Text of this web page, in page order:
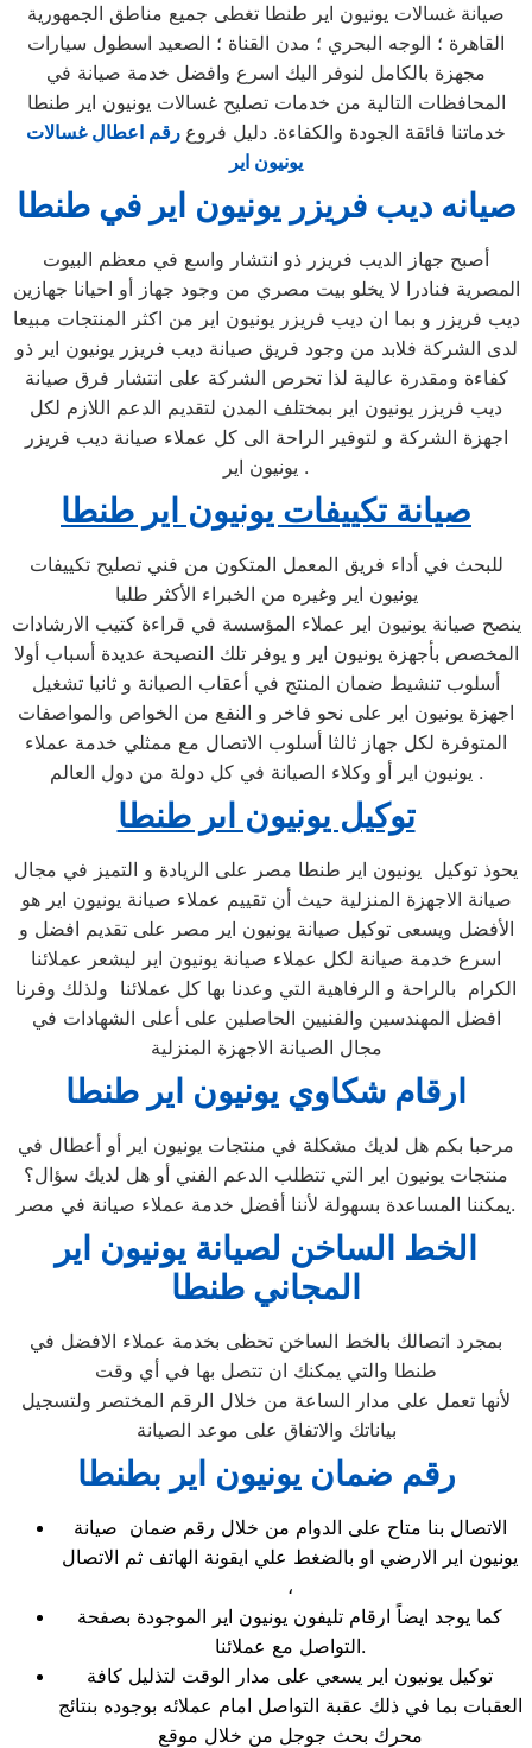
صيانة غسالات يونيون اير طنطا تغطى جميع مناطق الجمهورية
القاهرة ؛ الوجه البحري ؛ مدن القناة ؛ الصعيد اسطول سيارات
مجهزة بالكامل لنوفر اليك اسرع وافضل خدمة صيانة في
المحافظات التالية من خدمات تصليح غسالات يونيون اير طنطا
خدماتنا فائقة الجودة والكفاءة. دليل فروع رقم اعطال غسالات
يونيون اير
صيانه ديب فريزر يونيون اير في طنطا
أصبح جهاز الديب فريزر ذو انتشار واسع في معظم البيوت
المصرية فنادرا لا يخلو بيت مصري من وجود جهاز أو احيانا جهازين
ديب فريزر و بما ان ديب فريزر يونيون اير من اكثر المنتجات مبيعا
لدى الشركة فلابد من وجود فريق صيانة ديب فريزر يونيون اير ذو
كفاءة ومقدرة عالية لذا تحرص الشركة على انتشار فرق صيانة
ديب فريزر يونيون اير بمختلف المدن لتقديم الدعم اللازم لكل
اجهزة الشركة و لتوفير الراحة الى كل عملاء صيانة ديب فريزر
يونيون اير .
صيانة تكييفات يونيون اير طنطا
للبحث في أداء فريق المعمل المتكون من فني تصليح تكييفات
يونيون اير وغيره من الخبراء الأكثر طلبا
ينصح صيانة يونيون اير عملاء المؤسسة في قراءة كتيب الارشادات
المخصص بأجهزة يونيون اير و يوفر تلك النصيحة عديدة أسباب أولا
أسلوب تنشيط ضمان المنتج في أعقاب الصيانة و ثانيا تشغيل
اجهزة يونيون اير على نحو فاخر و النفع من الخواص والمواصفات
المتوفرة لكل جهاز ثالثا أسلوب الاتصال مع ممثلي خدمة عملاء
يونيون اير أو وكلاء الصيانة في كل دولة من دول العالم .
توكيل يونيون اىر طنطا
يحوذ توكيل يونيون اير طنطا مصر على الريادة و التميز في مجال
صيانة الاجهزة المنزلية حيث أن تقييم عملاء صيانة يونيون اير هو
الأفضل ويسعى توكيل صيانة يونيون اير مصر على تقديم افضل و
اسرع خدمة صيانة لكل عملاء صيانة يونيون اير ليشعر عملائنا
الكرام بالراحة و الرفاهية التي وعدنا بها كل عملائنا ولذلك وفرنا
افضل المهندسين والفنيين الحاصلين على أعلى الشهادات في
مجال الصيانة الاجهزة المنزلية
ارقام شكاوي يونيون اير طنطا
مرحبا بكم هل لديك مشكلة في منتجات يونيون اير أو أعطال في
منتجات يونيون اير التي تتطلب الدعم الفني أو هل لديك سؤال؟
يمكننا المساعدة بسهولة لأننا أفضل خدمة عملاء صيانة في مصر.
الخط الساخن لصيانة يونيون اير
المجاني طنطا
بمجرد اتصالك بالخط الساخن تحظى بخدمة عملاء الافضل في
طنطا والتي يمكنك ان تتصل بها في أي وقت
لأنها تعمل على مدار الساعة من خلال الرقم المختصر ولتسجيل
بياناتك والاتفاق على موعد الصيانة
رقم ضمان يونيون اير بطنطا
الاتصال بنا متاح على الدوام من خلال رقم ضمان صيانة
يونيون اير الارضي او بالضغط علي ايقونة الهاتف ثم الاتصال
،
كما يوجد ايضاً ارقام تليفون يونيون اير الموجودة بصفحة
التواصل مع عملائنا.
توكيل يونيون اير يسعي على مدار الوقت لتذليل كافة
العقبات بما في ذلك عقبة التواصل امام عملائه بوجوده بنتائج
محرك بحث جوجل من خلال موقع